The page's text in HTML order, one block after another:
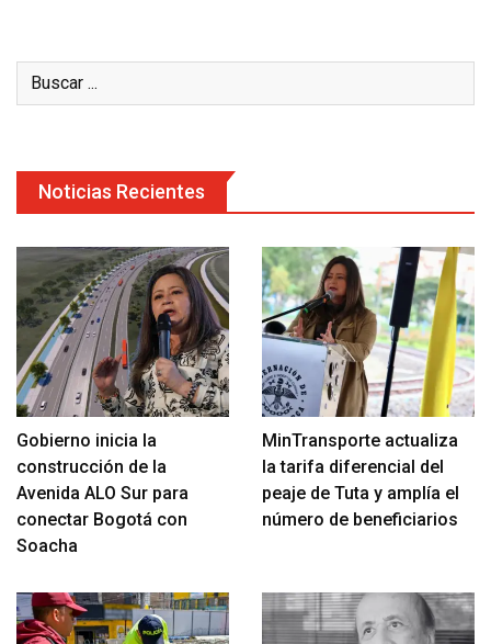
Noticias Recientes
Gobierno inicia la
construcción de la
Avenida ALO Sur para
conectar Bogotá con
Soacha
MinTransporte actualiza
la tarifa diferencial del
peaje de Tuta y amplía el
número de beneficiarios